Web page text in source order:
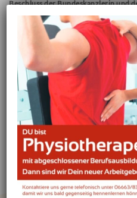
Beschluss der Bundeskanzlerin und
Länder zum 16.12.2020
Aufgrund der steigenden Zahl von
einer nicht mehr zu
örtlichen Gesundheitsbehörden
Regelungen zur Eindämmung der
vorerst 10.Januar 2021 befristet.
Wieder müssen viele Institutionen
gehören in erster Linie
Schwimmbäder und Fitnessstudios,
Dienstleister wie Kosmetik und
Ganz deutlich wird in den